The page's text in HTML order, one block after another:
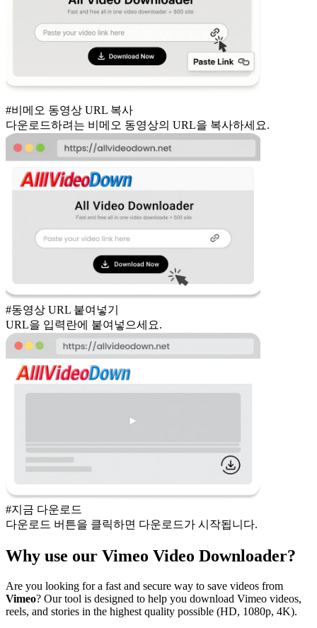
#비메오 동영상 URL 복사
다운로드하려는 비메오 동영상의 URL을 복사하세요.
#동영상 URL 붙여넣기
URL을 입력란에 붙여넣으세요.
#지금 다운로드
다운로드 버튼을 클릭하면 다운로드가 시작됩니다.
Why use our Vimeo Video Downloader?
Are you looking for a fast and secure way to save videos from
Vimeo? Our tool is designed to help you download Vimeo videos,
reels, and stories in the highest quality possible (HD, 1080p, 4K).